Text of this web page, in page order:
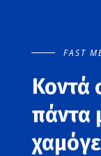
FAST
Εσείς,
ότι ο